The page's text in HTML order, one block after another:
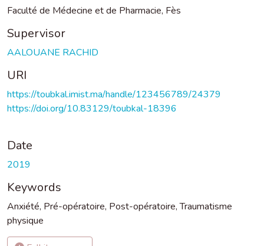
Faculté de Médecine et de Pharmacie, Fès
Supervisor
AALOUANE RACHID
URI
https://toubkal.imist.ma/handle/123456789/24379
https://doi.org/10.83129/toubkal-18396
Date
2019
Keywords
Anxiété, Pré-opératoire, Post-opératoire,Traumatisme
physique